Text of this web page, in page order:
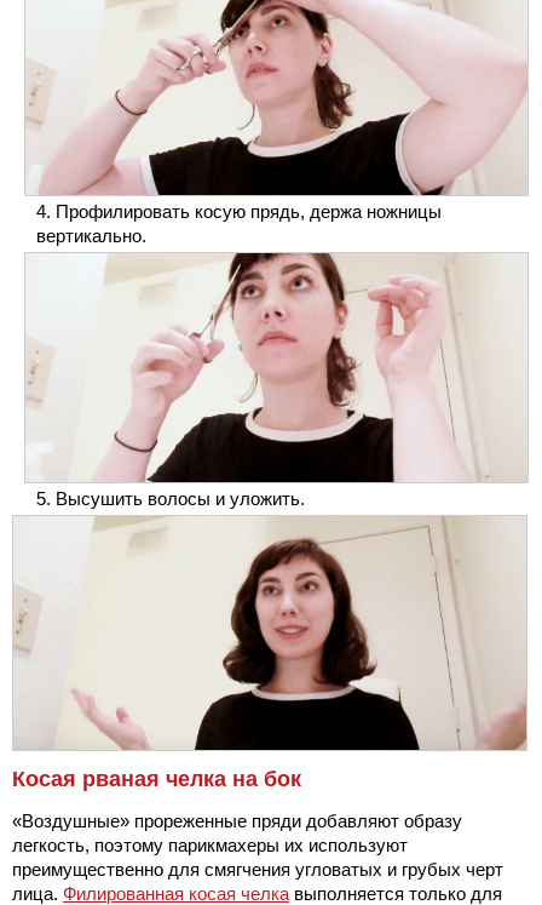
Профилировать косую прядь, держа ножницы
вертикально.
Высушить волосы и уложить.
Косая рваная челка на бок
«Воздушные» прореженные пряди добавляют образу
легкость, поэтому парикмахеры их используют
преимущественно для смягчения угловатых и грубых черт
лица. Филированная косая челка выполняется только для